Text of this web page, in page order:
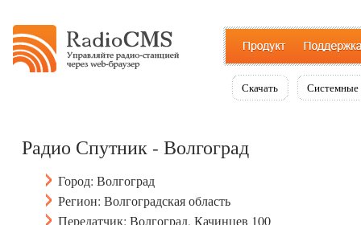
Скачать Системные
Радио Спутник - Волгоград
Город: Волгоград
Регион: Волгоградская область
Передатчик: Волгоград, Качинцев 100